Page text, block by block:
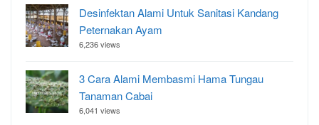
Desinfektan Alami Untuk Sanitasi Kandang
Peternakan Ayam
6,236 views
3 Cara Alami Membasmi Hama Tungau
Tanaman Cabai
6,041 views